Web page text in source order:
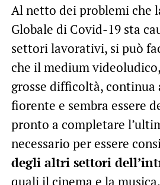
Al netto dei problemi che
Globale di Covid-19 sta
settori lavorativi, si può
che il medium
grosse difficoltà, continua
fiorente e sembra essere
pronto a completare
necessario per essere
degli altri settori
quali il cinema e la musica.